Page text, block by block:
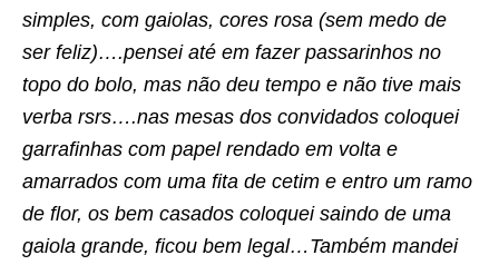
simples, com gaiolas, cores rosa (sem medo de
ser feliz)….pensei até em fazer passarinhos no
topo do bolo, mas não deu tempo e não tive mais
verba rsrs….nas mesas dos convidados coloquei
garrafinhas com papel rendado em volta e
amarrados com uma fita de cetim e entro um ramo
de flor, os bem casados coloquei saindo de uma
gaiola grande, ficou bem legal…Também mandei